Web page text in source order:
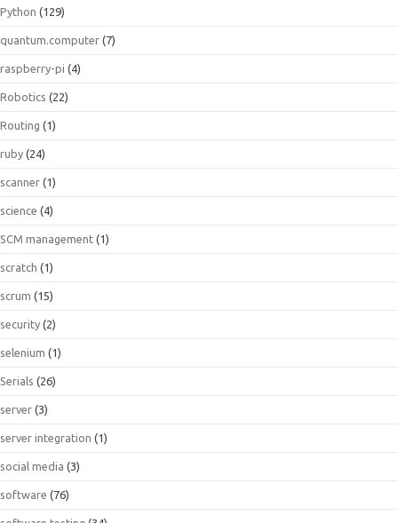
Python (129)
quantum.computer (7)
raspberry-pi (4)
Robotics (22)
Routing (1)
ruby (24)
scanner (1)
science (4)
SCM management (1)
scratch (1)
scrum (15)
security (2)
selenium (1)
Serials (26)
server (3)
server integration (1)
social media (3)
software (76)